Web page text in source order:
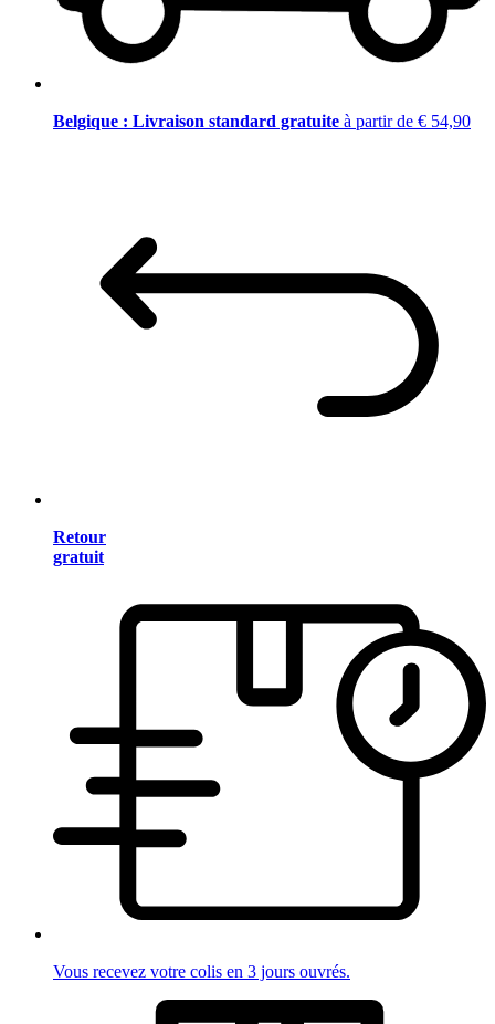
Belgique : Livraison standard gratuite à partir de € 54,90
Retour
gratuit
Vous recevez votre colis en 3 jours ouvrés.